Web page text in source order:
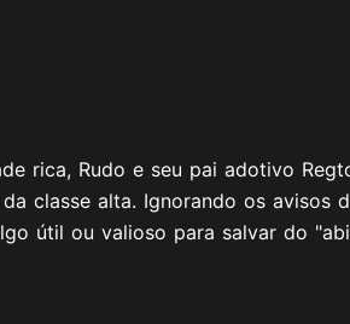
rica, Rudo e seu pai adotivo
classe alta. Ignorando os avisos
útil ou valioso para salvar do